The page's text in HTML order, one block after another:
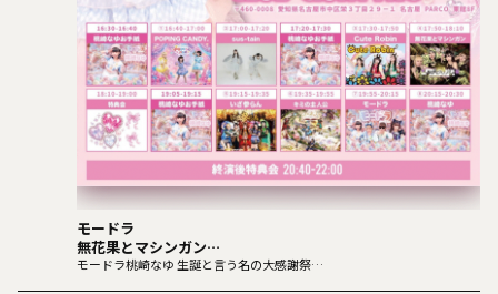
モードラ
無花果とマシンガン
sus-tain
モードラ桃崎なゆ 生誕と言う名の大感謝祭